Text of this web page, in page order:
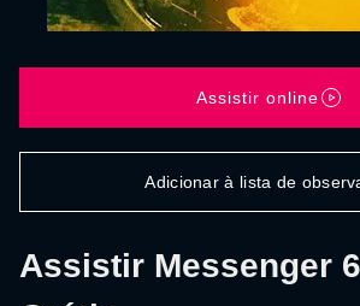
Assistir Messenger
Assistir online
Adicionar à lista de